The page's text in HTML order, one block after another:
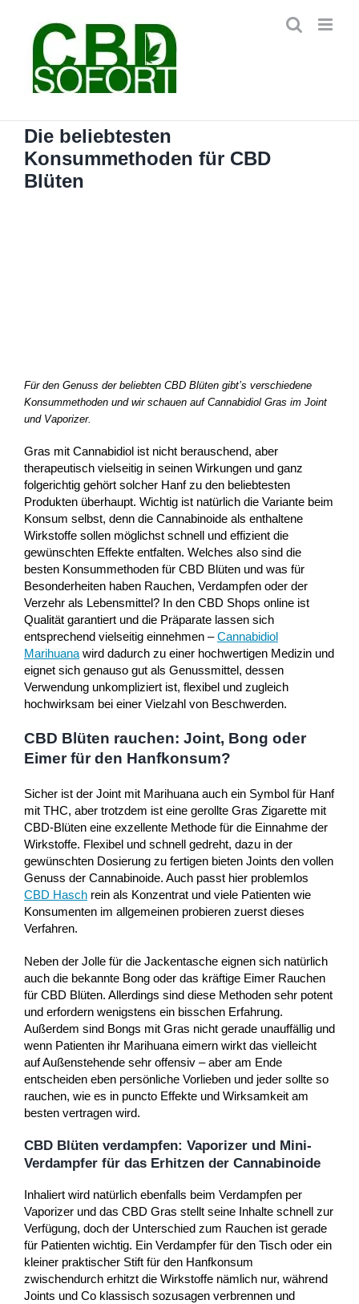
springen
Die beliebtesten
Konsummethoden für CBD
Blüten
Für den Genuss der beliebten CBD Blüten gibt’s verschiedene
Konsummethoden und wir schauen auf Cannabidiol Gras im Joint
und Vaporizer.
Gras mit Cannabidiol ist nicht berauschend, aber
therapeutisch vielseitig in seinen Wirkungen und ganz
folgerichtig gehört solcher Hanf zu den beliebtesten
Produkten überhaupt. Wichtig ist natürlich die Variante beim
Konsum selbst, denn die Cannabinoide als enthaltene
Wirkstoffe sollen möglichst schnell und effizient die
gewünschten Effekte entfalten. Welches also sind die
besten Konsummethoden für CBD Blüten und was für
Besonderheiten haben Rauchen, Verdampfen oder der
Verzehr als Lebensmittel? In den CBD Shops online ist
Qualität garantiert und die Präparate lassen sich
entsprechend vielseitig einnehmen –Cannabidiol
Marihuana wird dadurch zu einer hochwertigen Medizin und
eignet sich genauso gut als Genussmittel, dessen
Verwendung unkompliziert ist, flexibel und zugleich
hochwirksam bei einer Vielzahl von Beschwerden.
CBD Blüten rauchen: Joint, Bong oder
Eimer für den Hanfkonsum?
Sicher ist der Joint mit Marihuana auch ein Symbol für Hanf
mit THC, aber trotzdem ist eine gerollte Gras Zigarette mit
CBD-Blüten eine exzellente Methode für die Einnahme der
Wirkstoffe. Flexibel und schnell gedreht, dazu in der
gewünschten Dosierung zu fertigen bieten Joints den vollen
Genuss der Cannabinoide. Auch passt hier problemlos
CBD Hasch rein als Konzentrat und viele Patienten wie
Konsumenten im allgemeinen probieren zuerst dieses
Verfahren.
Neben der Jolle für die Jackentasche eignen sich natürlich
auch die bekannte Bong oder das kräftige Eimer Rauchen
für CBD Blüten. Allerdings sind diese Methoden sehr potent
und erfordern wenigstens ein bisschen Erfahrung.
Außerdem sind Bongs mit Gras nicht gerade unauffällig und
wenn Patienten ihr Marihuana eimern wirkt das vielleicht
auf Außenstehende sehr offensiv – aber am Ende
entscheiden eben persönliche Vorlieben und jeder sollte so
rauchen, wie es in puncto Effekte und Wirksamkeit am
besten vertragen wird.
CBD Blüten verdampfen: Vaporizer und Mini-
Verdampfer für das Erhitzen der Cannabinoide
Inhaliert wird natürlich ebenfalls beim Verdampfen per
Vaporizer und das CBD Gras stellt seine Inhalte schnell zur
Verfügung, doch der Unterschied zum Rauchen ist gerade
für Patienten wichtig. Ein Verdampfer für den Tisch oder ein
kleiner praktischer Stift für den Hanfkonsum
zwischendurch erhitzt die Wirkstoffe nämlich nur, während
Joints und Co klassisch sozusagen verbrennen und